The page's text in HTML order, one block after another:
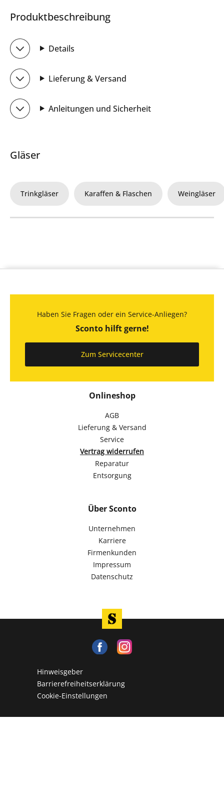
Produktbeschreibung
Details
Lieferung & Versand
Anleitungen und Sicherheit
Gläser
Trinkgläser Karaffen & Flaschen Weingläser
Onlineshop
AGB
Lieferung & Versand
Service
Vertrag widerrufen
Reparatur
Entsorgung
Über Sconto
Unternehmen
Karriere
Firmenkunden
Impressum
Datenschutz
Haben Sie Fragen oder ein Service-Anliegen?
Sconto hilft gerne!
Zum Servicecenter
Hinweisgeber
Barrierefreiheitserklärung
Cookie-Einstellungen